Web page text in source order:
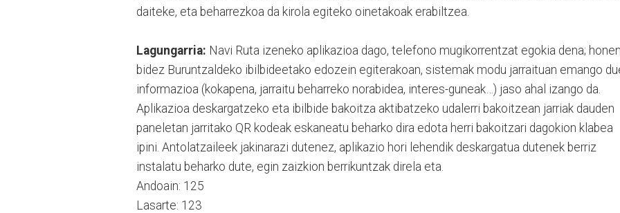
daiteke, eta beharrezkoa da kirola egiteko oinetakoak erabiltzea.
Lagungarria: Navi Ruta izeneko aplikazioa dago, telefono mugikorrentzat egokia dena;
bidez Buruntzaldeko ibilbideetako edozein egiterakoan, sistemak modu jarraituan emango
informazioa (kokapena, jarraitu beharreko norabidea, interes-guneak…) jaso ahal izango da.
Aplikazioa deskargatzeko eta ibilbide bakoitza aktibatzeko udalerri bakoitzean jarriak dauden
paneletan jarritako QR kodeak eskaneatu beharko dira edota herri bakoitzari dagokion klabea
ipini. Antolatzaileek jakinarazi dutenez, aplikazio hori lehendik deskargatua dutenek berriz
instalatu beharko dute, egin zaizkion berrikuntzak direla eta.
Andoain: 125
Lasarte: 123